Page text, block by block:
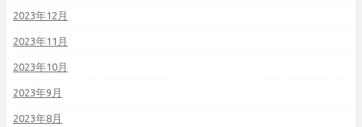
2023年12月
2023年11月
2023年10月
2023年9月
2023年8月